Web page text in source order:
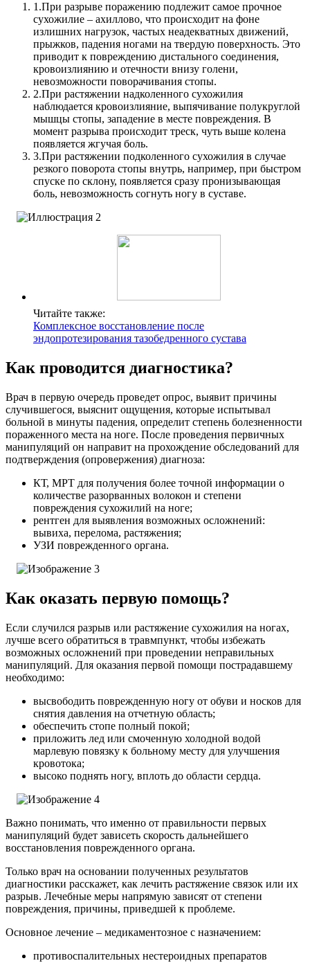
1.При разрыве поражению подлежит самое прочное
сухожилие – ахиллово, что происходит на фоне
излишних нагрузок, частых неадекватных движений,
прыжков, падения ногами на твердую поверхность. Это
приводит к повреждению дистального соединения,
кровоизлиянию и отечности внизу голени,
невозможности поворачивания стопы.
2.При растяжении надколенного сухожилия
наблюдается кровоизлияние, выпячивание полукруглой
мышцы стопы, западение в месте повреждения. В
момент разрыва происходит треск, чуть выше колена
появляется жгучая боль.
3.При растяжении подколенного сухожилия в случае
резкого поворота стопы внутрь, например, при быстром
спуске по склону, появляется сразу пронизывающая
боль, невозможность согнуть ногу в суставе.
Читайте также:
Комплексное восстановление после
эндопротезирования тазобедренного сустава
Как проводится диагностика?
Врач в первую очередь проведет опрос, выявит причины
случившегося, выяснит ощущения, которые испытывал
больной в минуты падения, определит степень болезненности
пораженного места на ноге. После проведения первичных
манипуляций он направит на прохождение обследований для
подтверждения (опровержения) диагноза:
КТ, МРТ для получения более точной информации о
количестве разорванных волокон и степени
повреждения сухожилий на ноге;
рентген для выявления возможных осложнений:
вывиха, перелома, растяжения;
УЗИ поврежденного органа.
Как оказать первую помощь?
Если случился разрыв или растяжение сухожилия на ногах,
лучше всего обратиться в травмпункт, чтобы избежать
возможных осложнений при проведении неправильных
манипуляций. Для оказания первой помощи пострадавшему
необходимо:
высвободить поврежденную ногу от обуви и носков для
снятия давления на отчетную область;
обеспечить стопе полный покой;
приложить лед или смоченную холодной водой
марлевую повязку к больному месту для улучшения
кровотока;
высоко поднять ногу, вплоть до области сердца.
Важно понимать, что именно от правильности первых
манипуляций будет зависеть скорость дальнейшего
восстановления поврежденного органа.
Только врач на основании полученных результатов
диагностики расскажет, как лечить растяжение связок или их
разрыв. Лечебные меры напрямую зависят от степени
повреждения, причины, приведшей к проблеме.
Основное лечение – медикаментозное с назначением:
противоспалительных нестероидных препаратов